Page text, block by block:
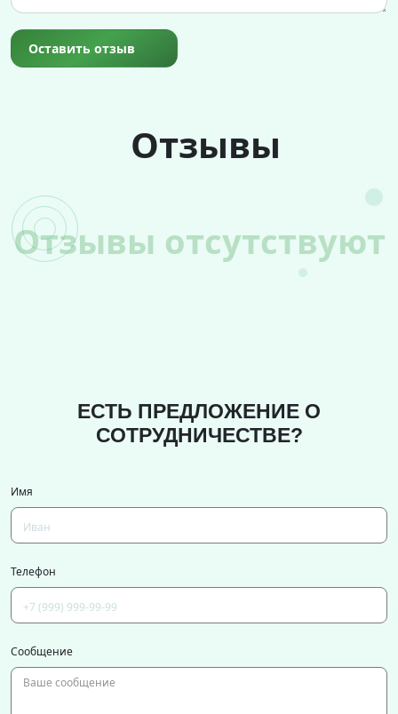
Оставить отзыв
Отзывы
Отзывы отсутствуют
ЕСТЬ ПРЕДЛОЖЕНИЕ О
СОТРУДНИЧЕСТВЕ?
Имя
Телефон
Сообщение